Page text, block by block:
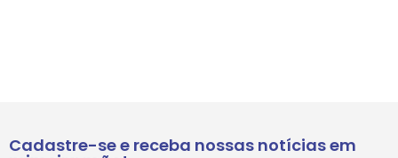
Cadastre-se e receba nossas notícias em